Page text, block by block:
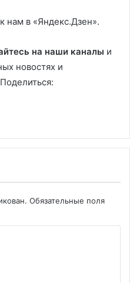
нам в «Яндекс.Дзен».
на наши каналы и
новостях и
Обязательные поля